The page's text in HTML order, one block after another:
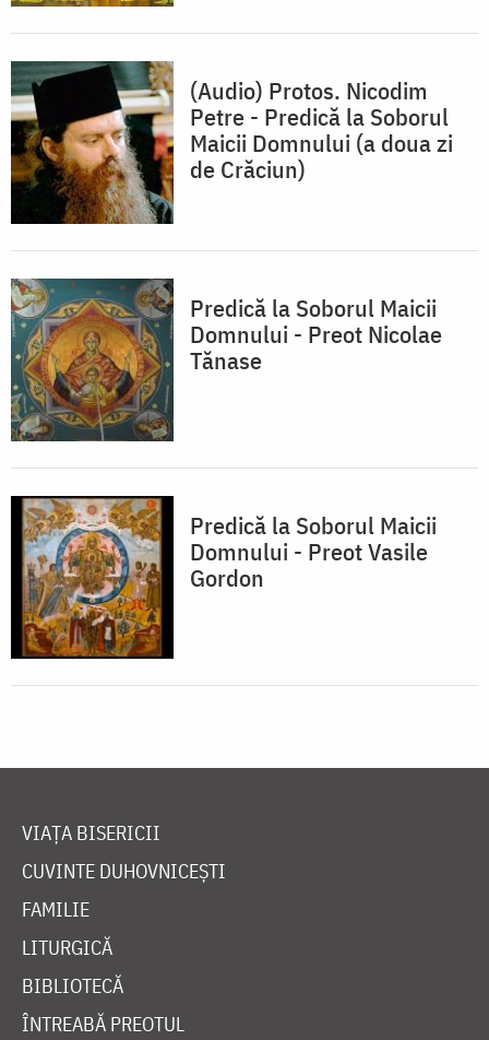
(Audio) Protos. Nicodim
Petre - Predică la Soborul
Maicii Domnului (a doua zi
de Crăciun)
Predică la Soborul Maicii
Domnului - Preot Nicolae
Tănase
Predică la Soborul Maicii
Domnului - Preot Vasile
Gordon
VIAȚA BISERICII
CUVINTE DUHOVNICEȘTI
FAMILIE
LITURGICĂ
BIBLIOTECĂ
ÎNTREABĂ PREOTUL